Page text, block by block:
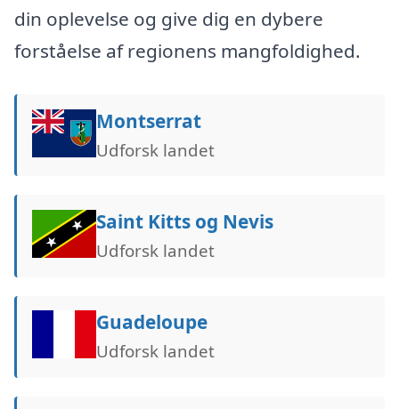
din oplevelse og give dig en dybere
forståelse af regionens mangfoldighed.
Montserrat
Udforsk landet
Saint Kitts og Nevis
Udforsk landet
Guadeloupe
Udforsk landet